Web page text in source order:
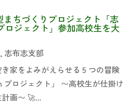
ちづくりプロジェクト「志
ロジェクト」参加高校生を大
, 志布志支部
家をよみがえらせる 5 つの冒険
プロジェクト」 〜高校生が仕掛け
画〜 🚀...